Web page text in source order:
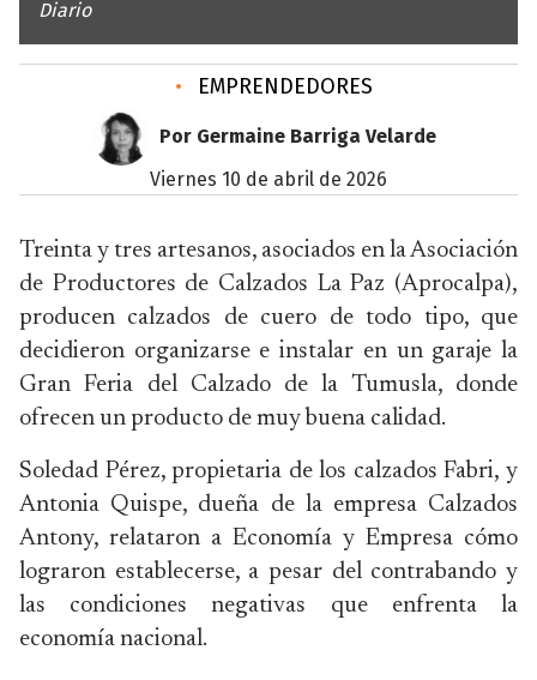
Diario
• EMPRENDEDORES
Por Germaine Barriga Velarde
viernes 10 de abril de 2026
Treinta y tres artesanos, asociados en la Asociación
de Productores de Calzados La Paz (Aprocalpa),
producen calzados de cuero de todo tipo, que
decidieron organizarse e instalar en un garaje la
Gran Feria del Calzado de la Tumusla, donde
ofrecen un producto de muy buena calidad.
Soledad Pérez, propietaria de los calzados Fabri, y
Antonia Quispe, dueña de la empresa Calzados
Antony, relataron a Economía y Empresa cómo
lograron establecerse, a pesar del contrabando y
las condiciones negativas que enfrenta la
economía nacional.